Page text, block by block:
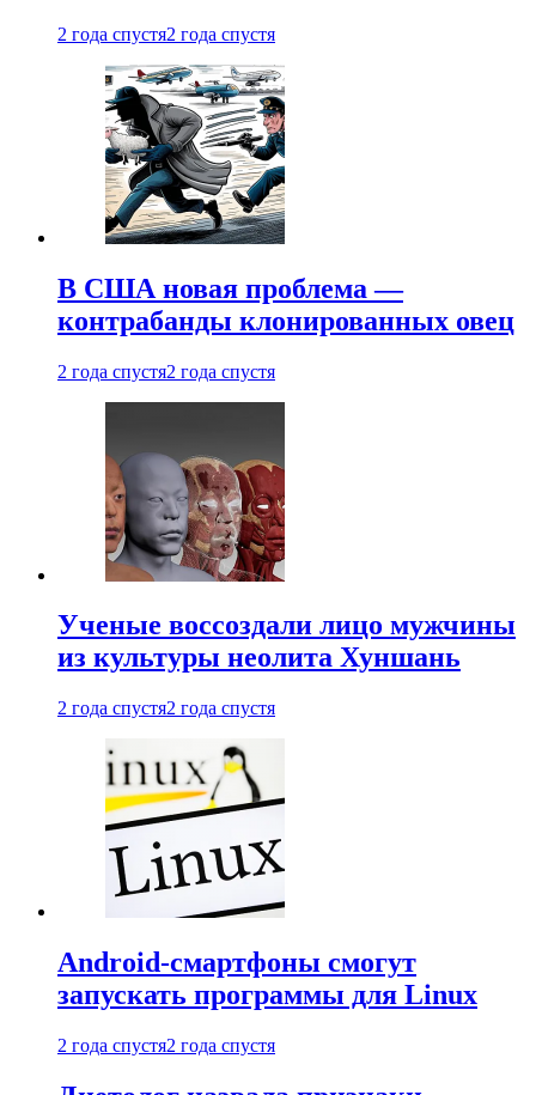
2 года спустя2 года спустя
В США новая проблема —
контрабанды клонированных овец
2 года спустя2 года спустя
Ученые воссоздали лицо мужчины
из культуры неолита Хуншань
2 года спустя2 года спустя
Android-смартфоны смогут
запускать программы для Linux
2 года спустя2 года спустя